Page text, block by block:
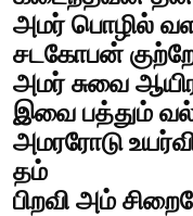
அமர் பொழில்
சடகோபன்
அமர் சுவை
இவை பத்தும்
அமரரோடு
தம்
பிறவி அம்